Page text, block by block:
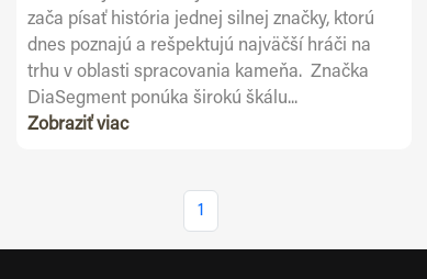
zača písať história jednej silnej značky, ktorú
dnes poznajú a rešpektujú najväčší hráči na
trhu v oblasti spracovania kameňa. Značka
DiaSegment ponúka širokú škálu...
Zobraziť viac
1